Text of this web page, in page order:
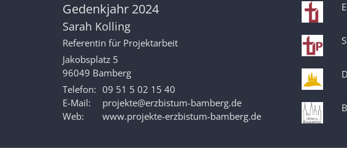
Gedenkjahr 2024
Sarah Kolling
Referentin für Projektarbeit
Jakobsplatz 5
96049 Bamberg
Telefon: 09 51 5 02 15 40
E-Mail:
projekte@erzbistum-bamberg.de
Web:
www.projekte-erzbistum-bamberg.de